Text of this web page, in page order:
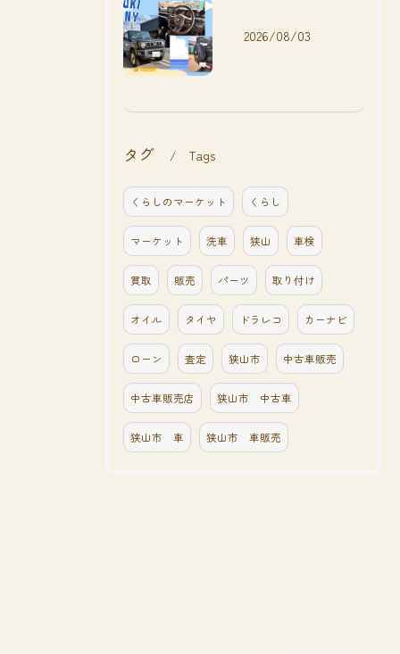
2026/08/03
タグ Tags
くらしのマーケット くらし
マーケット 洗車 狭山 車検
買取 販売 パーツ 取り付け
オイル タイヤ ドラレコ カーナビ
ローン 査定 狭山市 中古車販売
中古車販売店 狭山市 中古車
狭山市 車 狭山市 車販売